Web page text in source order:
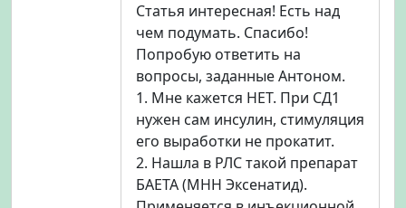
Статья интересная! Есть над
чем подумать. Спасибо!
Попробую ответить на
вопросы, заданные Антоном.
1. Мне кажется НЕТ. При СД1
нужен сам инсулин, стимуляция
его выработки не прокатит.
2. Нашла в РЛС такой препарат
БАЕТА (МНН Эксенатид).